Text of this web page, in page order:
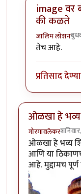
image
की कळते
जालिम लोशन
In reply to
तेच आहे.
प्रतिसाद
ओळखा हे
गोरगावलेकर
ओळखा हे भव्य
आणि या
आहे. मुद्दामच